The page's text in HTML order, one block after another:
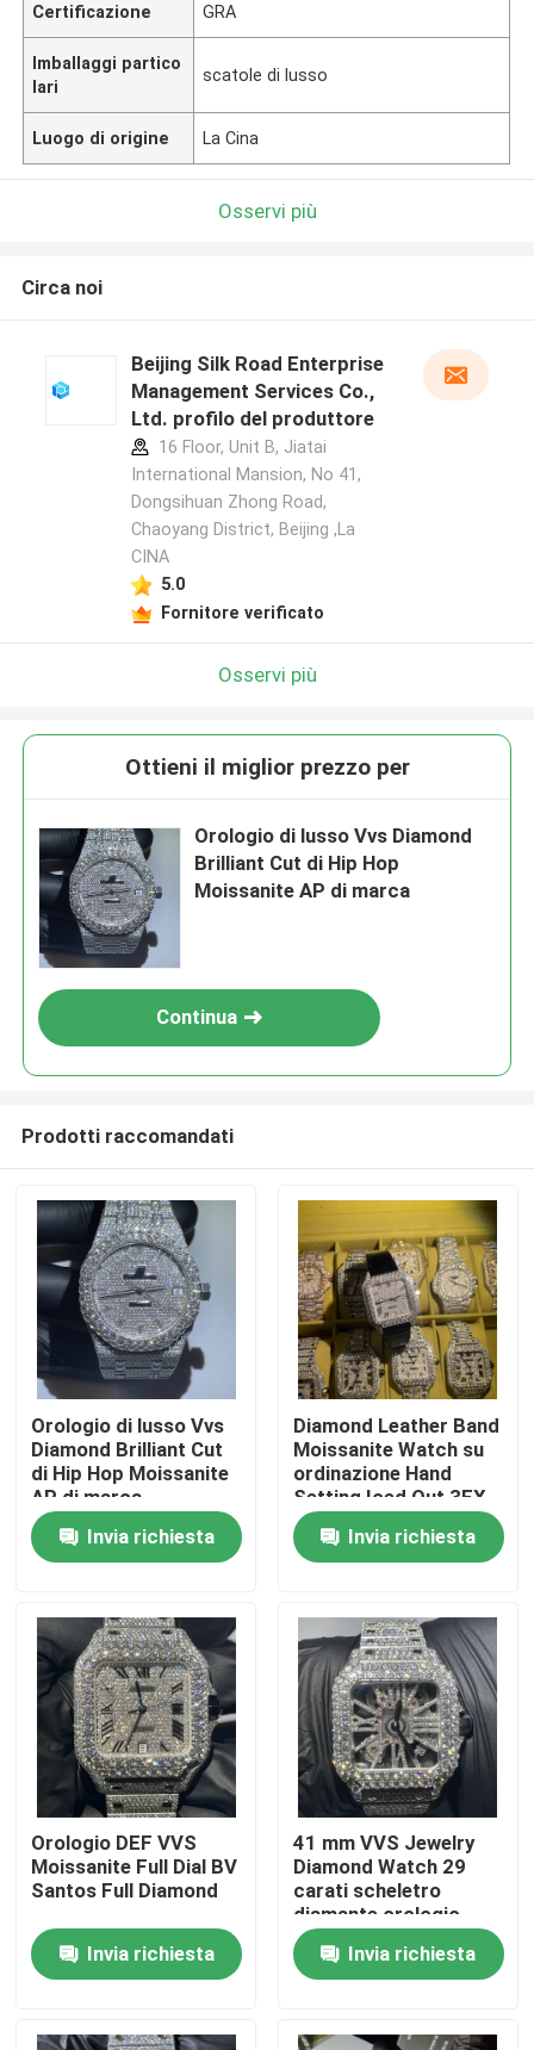
Lasciate un messaggio
Ti richiameremo presto!
Casa
Prodotti
Circa noi
Controllo di qualità
Contattici
Notizie
Casi
Richieda una citazione
Moissanite Diamond Watch
Certificazione GRA
Imballaggi partico
lari
scatole di lusso
Luogo di origine La Cina
Osservi più
Circa noi
Beijing Silk Road Enterprise
Management Services Co.,
Ltd. profilo del produttore
16 Floor, Unit B, Jiatai
International Mansion, No 41,
Dongsihuan Zhong Road,
Chaoyang District, Beijing ,La
CINA
5.0
Fornitore verificato
Osservi più
Ottieni il miglior prezzo per
Orologio di lusso Vvs Diamond
Brilliant Cut di Hip Hop
Moissanite AP di marca
Continua
Prodotti raccomandati
Orologio di lusso Vvs
Diamond Brilliant Cut
di Hip Hop Moissanite
AP di marca
Invia richiesta
Diamond Leather Band
Moissanite Watch su
ordinazione Hand
Setting Iced Out 3EX
Invia richiesta
Orologio DEF VVS
Moissanite Full Dial BV
Santos Full Diamond
Invia richiesta
41 mm VVS Jewelry
Diamond Watch 29
carati scheletro
diamante orologio
Invia richiesta